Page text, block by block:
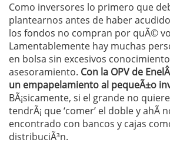
Como inversores lo primero que
plantearnos antes de haber
los fondos no compran por quÃ©
Lamentablemente hay muchas
en bolsa sin excesivos
asesoramiento. Con la OPV de
un empapelamiento al pequeÃ±o
BÃ¡sicamente, si el grande no
tendrÃ¡ que ‘comer’ el doble y ahÃ­
encontrado con bancos y cajas
distribuciÃ³n.